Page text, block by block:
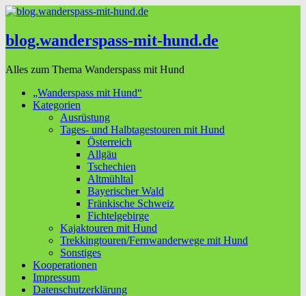
blog.wanderspass-mit-hund.de
Alles zum Thema Wanderspass mit Hund
„Wanderspass mit Hund“
Kategorien
Ausrüstung
Tages- und Halbtagestouren mit Hund
Österreich
Allgäu
Tschechien
Altmühltal
Bayerischer Wald
Fränkische Schweiz
Fichtelgebirge
Kajaktouren mit Hund
Trekkingtouren/Fernwanderwege mit Hund
Sonstiges
Kooperationen
Impressum
Datenschutzerklärung